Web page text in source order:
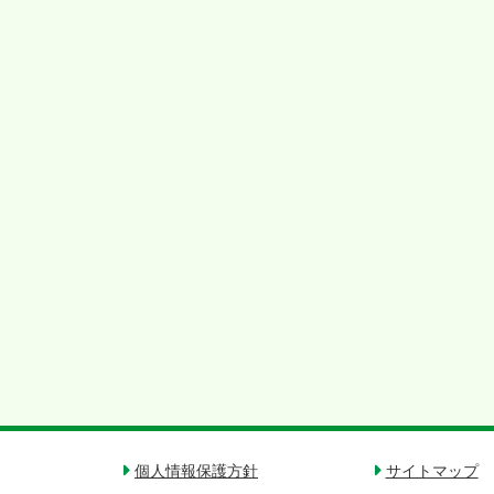
個人情報保護方針 サイトマップ